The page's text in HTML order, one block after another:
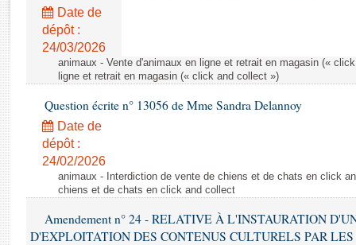
Rapports législatifs
Rapports sur l'application des lois
Baromètre de l’application des lois
Dossiers législatifs
Budget et sécurité sociale
Questions écrites et orales
Comptes rendus des débats
Date de
dépôt :
24/03/2026
animaux - Vente d'animaux en ligne et retrait en magasin («
ligne et retrait en magasin (« click and collect »)
Question écrite n° 13056 de Mme Sandra Delannoy
Date de
dépôt :
24/02/2026
animaux - Interdiction de vente de chiens et de chats en click
chiens et de chats en click and collect
Amendement n° 24 - RELATIVE À L'INSTAURATION
D'EXPLOITATION DES CONTENUS CULTURELS PAR LES